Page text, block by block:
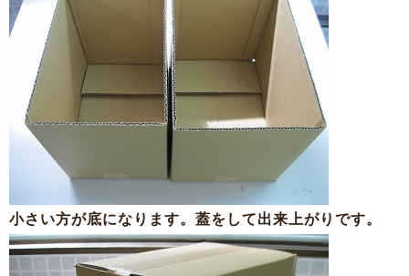
小さい方が底になります。蓋をして出来上がりです。